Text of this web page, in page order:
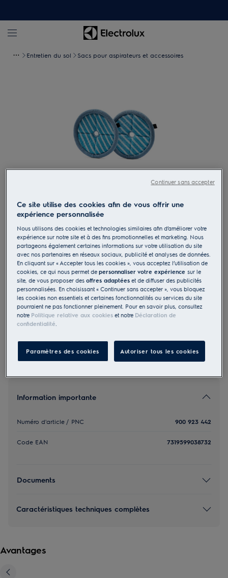
Entretien du sol Sacs pour aspirateurs et accessoires
ZE159
Accessoires pour mop pads
Delicate pour aspirateur balais sans
fil 800 + 600 + 700 + 500
0 (0)
24.50 CHF
PVR incl. IVA en CHF (excl. CAR)
Information importante
Numéro d'article / PNC 900 923 442
Code EAN 7319599038732
Documents
Caractéristiques techniques complètes
Avantages
Ce site utilise des cookies afin de vous offrir une
expérience personnalisée
Nous utilisons des cookies et technologies similaires afin d’améliorer votre
expérience sur notre site et à des fins promotionnelles et marketing. Nous
partageons également certaines informations sur votre utilisation du site
avec nos partenaires en réseaux sociaux, publicité et analyses de données.
En cliquant sur « Accepter tous les cookies », vous acceptez l’utilisation de
cookies, ce qui nous permet depersonnaliser votre expériencesur le
site, de vous proposer desoffres adaptées et de diffuser des publicités
personnalisées. En choisissant « Continuer sans accepter », vous bloquez
les cookies non essentiels et certaines fonctionnalités ou services du site
pourraient ne pas fonctionner pleinement. Pour en savoir plus, consultez
notre Politique relative aux cookies et notre Déclaration de
confidentialité.
Paramètres des cookies Autoriser tous les cookies
Continuer sans accepter